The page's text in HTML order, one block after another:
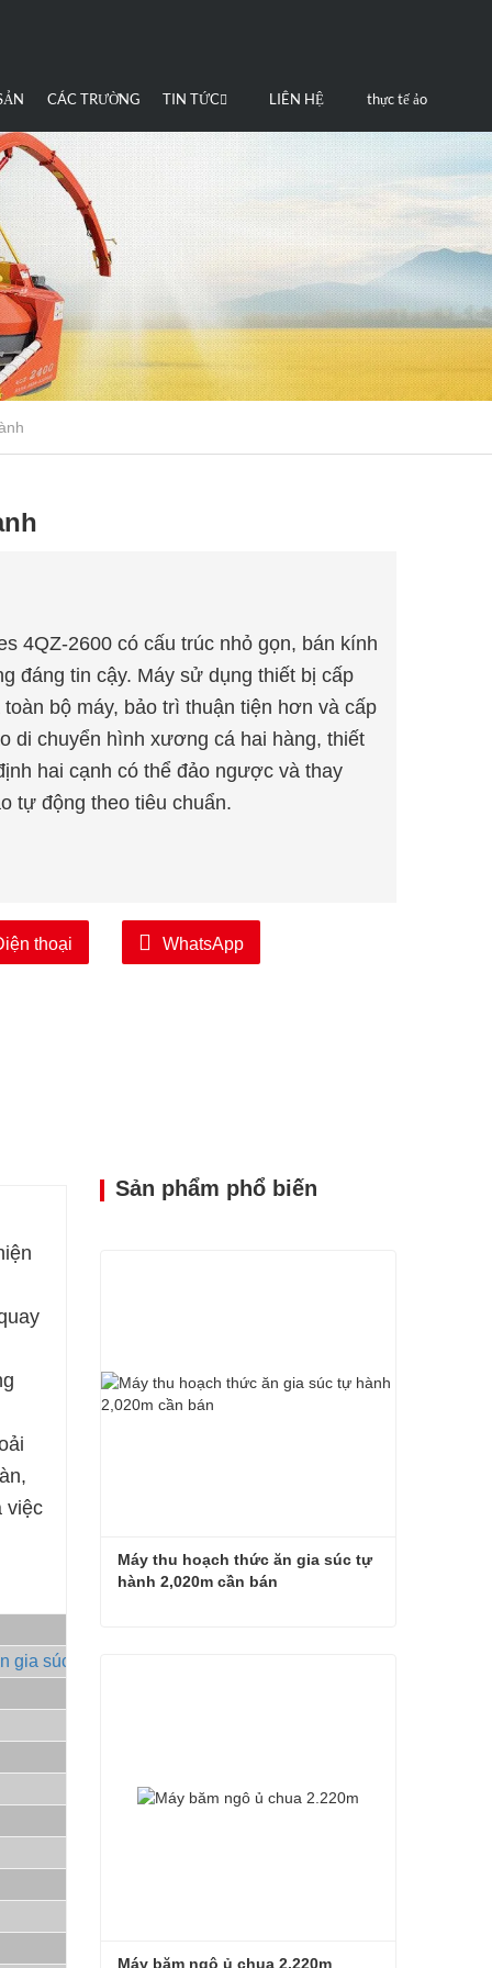
CÁC TRƯỜNG
HỢP
TIN TỨC LIÊN HỆ
CHÚNG TÔI
thực tế ảo
4QZ-2600 có cấu trúc nhỏ gọn, bán kính
đáng tin cậy. Máy sử dụng thiết bị cấp
bộ máy, bảo trì thuận tiện hơn và cấp
di chuyển hình xương cá hai hàng, thiết
hai cạnh có thể đảo ngược và thay
tự động theo tiêu chuẩn.
thoại WhatsApp
việc
gia súc
Sản phẩm phổ biến
Máy thu hoạch thức ăn gia súc tự
hành 2,020m cần bán
Máy băm ngô ủ chua 2.220m